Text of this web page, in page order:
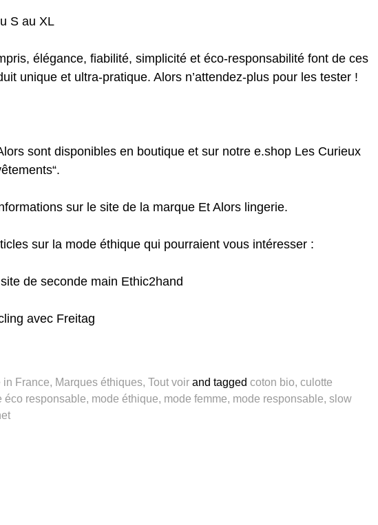
S au XL
élégance, fiabilité, simplicité et éco-responsabilité font de ces
unique et ultra-pratique. Alors n’attendez-plus pour les tester !
sont disponibles en boutique et sur notre e.shop Les Curieux
“.
sur le site de la marque Et Alors lingerie.
sur la mode éthique qui pourraient vous intéresser :
de seconde main Ethic2hand
avec Freitag
in France, Marques éthiques, Tout voir and tagged coton bio, culotte
éco responsable, mode éthique, mode femme, mode responsable, slow